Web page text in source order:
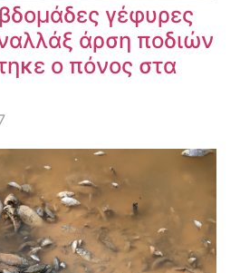
γέφυρες
άρση ποδιών
ο πόνος στα